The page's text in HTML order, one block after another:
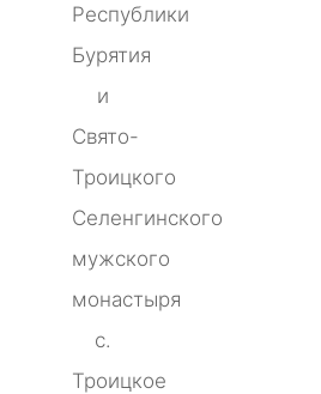
Республики
Бурятия
и
Свято-
Троицкого
Селенгинского
мужского
монастыря
с.
Троицкое